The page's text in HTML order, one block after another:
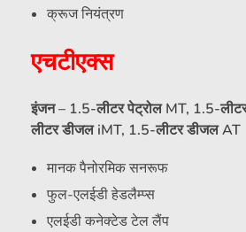
क्रूज नियंत्रण
एचटीएक्स
इंजन – 1.5-लीटर पेट्रोल MT, 1.5-
लीटर डीजल iMT, 1.5-लीटर डीजल AT
मानक पैनोरमिक सनरूफ
फुल-एलईडी हेडलैम्प्स
एलईडी कनेक्टेड टेल लैंप